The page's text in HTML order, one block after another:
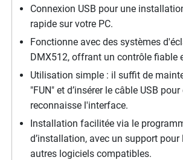
Connexion USB pour une
rapide sur votre PC.
Fonctionne avec des systèmes
DMX512, offrant un contrôle fiable
Utilisation simple : il suffit de
"FUN" et d’insérer le câble USB
reconnaisse l'interface.
Installation facilitée via le
d’installation, avec un support pour
autres logiciels compatibles.